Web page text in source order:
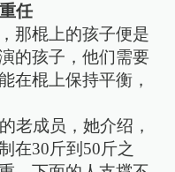
任
那棍上的孩子便是
的孩子，他们需要
在棍上保持平衡，
老成员，她介绍，
在30斤到50斤之